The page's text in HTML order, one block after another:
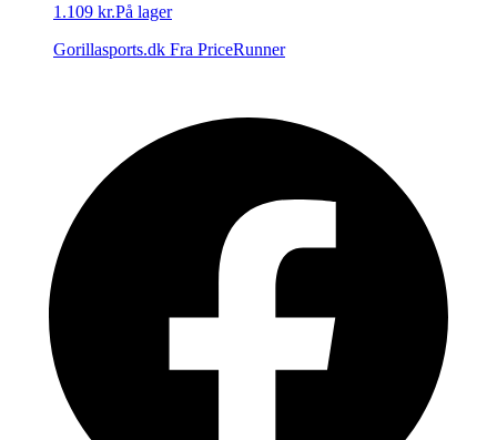
1.109 kr.På lager
Gorillasports.dk Fra PriceRunner